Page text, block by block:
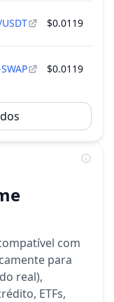
$0.0119
$0.0119
com
para
real),
ETFs,